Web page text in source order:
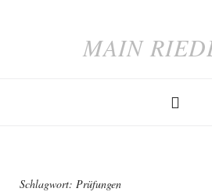
MAIN
Schlagwort: Prüfungen